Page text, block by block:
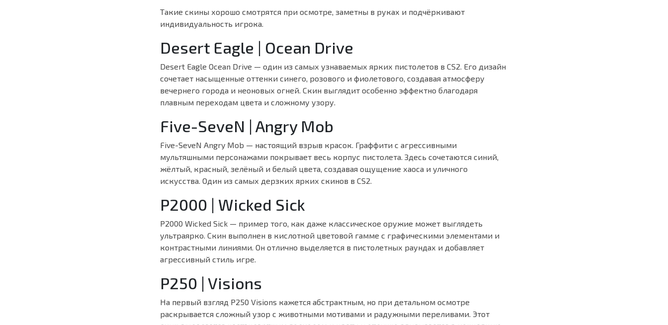
Такие скины хорошо смотрятся при осмотре, заметны в руках и подчёркивают
индивидуальность игрока.
Desert Eagle | Ocean Drive
Desert Eagle Ocean Drive — один из самых узнаваемых ярких пистолетов в CS2. Его дизайн
сочетает насыщенные оттенки синего, розового и фиолетового, создавая атмосферу
вечернего города и неоновых огней. Скин выглядит особенно эффектно благодаря
плавным переходам цвета и сложному узору.
Five-SeveN | Angry Mob
Five-SeveN Angry Mob — настоящий взрыв красок. Граффити с агрессивными
мультяшными персонажами покрывает весь корпус пистолета. Здесь сочетаются синий,
жёлтый, красный, зелёный и белый цвета, создавая ощущение хаоса и уличного
искусства. Один из самых дерзких ярких скинов в CS2.
P2000 | Wicked Sick
P2000 Wicked Sick — пример того, как даже классическое оружие может выглядеть
ультраярко. Скин выполнен в кислотной цветовой гамме с графическими элементами и
контрастными линиями. Он отлично выделяется в пистолетных раундах и добавляет
агрессивный стиль игре.
P250 | Visions
На первый взгляд P250 Visions кажется абстрактным, но при детальном осмотре
раскрывается сложный узор с животными мотивами и радужными переливами. Этот